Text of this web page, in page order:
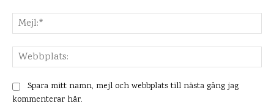
Spara mitt namn, mejl och webbplats till nästa gång jag
kommenterar här.